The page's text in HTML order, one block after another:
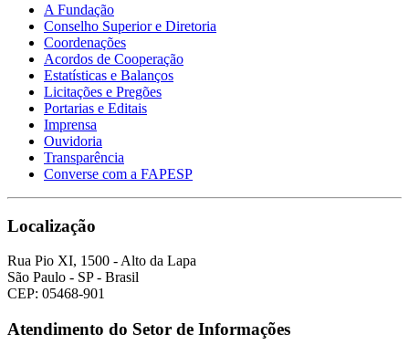
A Fundação
Conselho Superior e Diretoria
Coordenações
Acordos de Cooperação
Estatísticas e Balanços
Licitações e Pregões
Portarias e Editais
Imprensa
Ouvidoria
Transparência
Converse com a FAPESP
Localização
Rua Pio XI, 1500 - Alto da Lapa
São Paulo - SP - Brasil
CEP: 05468-901
Atendimento do Setor de Informações